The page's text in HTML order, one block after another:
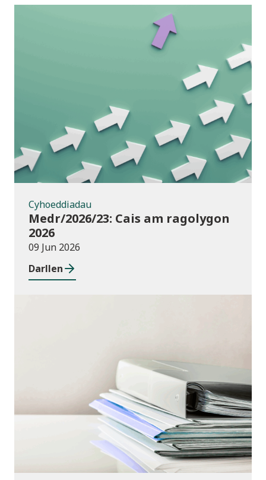
Cyhoeddiadau
Cyhoeddiadau
Medr/2026/23: Cais am ragolygon
2026
09 Jun 2026
Darllen
Cyhoeddiadau